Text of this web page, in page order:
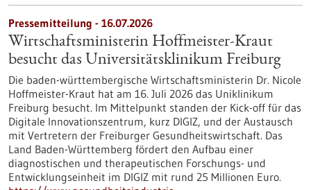
Pressemitteilung - 16.07.2026
Wirtschaftsministerin Hoffmeister-Kraut
besucht das Universitätsklinikum Freiburg
Die baden-württembergische Wirtschaftsministerin Dr. Nicole
Hoffmeister-Kraut hat am 16. Juli 2026 das Uniklinikum
Freiburg besucht. Im Mittelpunkt standen der Kick-off für das
Digitale Innovationszentrum, kurz DIGIZ, und der Austausch
mit Vertretern der Freiburger Gesundheitswirtschaft. Das
Land Baden-Württemberg fördert den Aufbau einer
diagnostischen und therapeutischen Forschungs- und
Entwicklungseinheit im DIGIZ mit rund 25 Millionen Euro.